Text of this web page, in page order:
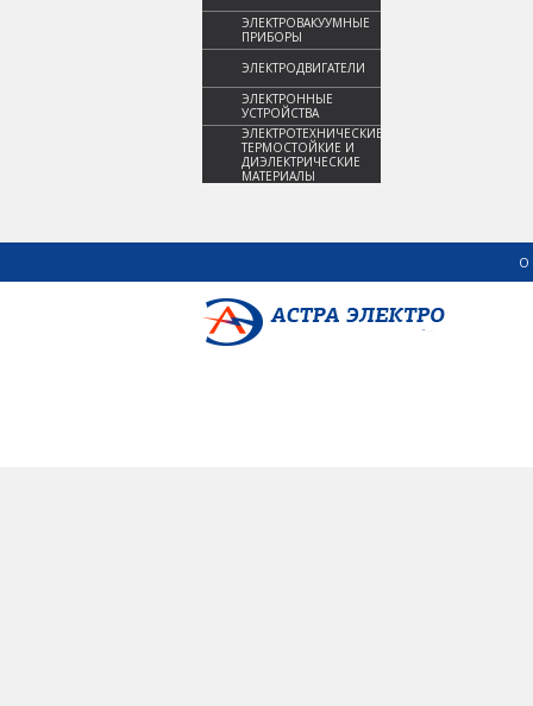
ЭЛЕКТРОВАКУУМНЫЕ
ПРИБОРЫ
ЭЛЕКТРОДВИГАТЕЛИ
ЭЛЕКТРОННЫЕ
УСТРОЙСТВА
ЭЛЕКТРОТЕХНИЧЕСКИЕ,
ТЕРМОСТОЙКИЕ И
ДИЭЛЕКТРИЧЕСКИЕ
МАТЕРИАЛЫ